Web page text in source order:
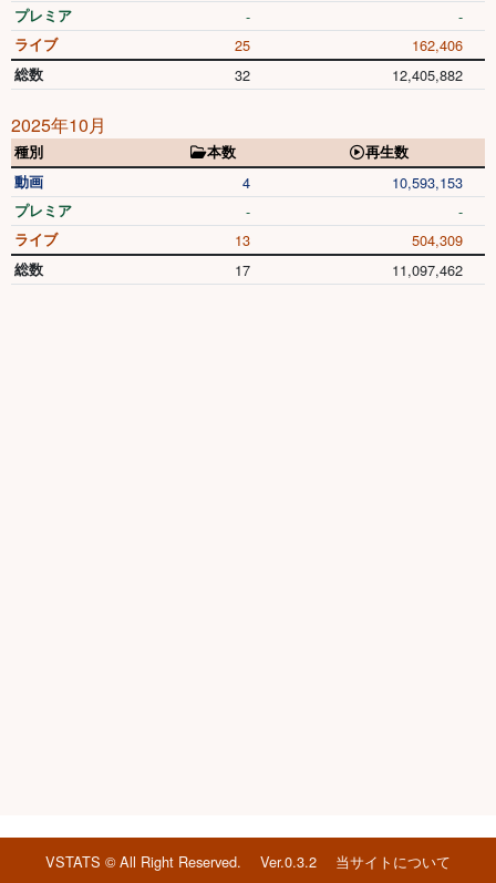
プレミア - -
ライブ 25 162,406
総数 32 12,405,882
2025年10月
種別 本数
再生数
動画
4 10,593,153
プレミア - -
ライブ 13 504,309
総数 17 11,097,462
VSTATS © All Right Reserved. Ver.0.3.2 当サイトについて